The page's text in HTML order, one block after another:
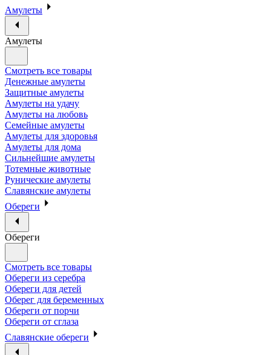
Амулеты
Амулеты
Смотреть все товары
Денежные амулеты
Защитные амулеты
Амулеты на удачу
Амулеты на любовь
Семейные амулеты
Амулеты для здоровья
Амулеты для дома
Сильнейшие амулеты
Тотемные животные
Рунические амулеты
Славянские амулеты
Обереги
Обереги
Смотреть все товары
Обереги из серебра
Обереги для детей
Оберег для беременных
Обереги от порчи
Обереги от сглаза
Славянские обереги